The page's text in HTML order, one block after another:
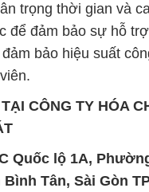
trọng thời gian và
để đảm bảo sự hỗ
bảo hiệu suất
CÔNG TY HÓA
Quốc lộ 1A,
Tân, Sài Gòn